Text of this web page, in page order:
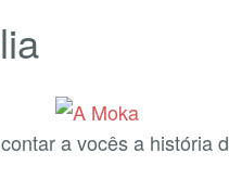
a vocês a história